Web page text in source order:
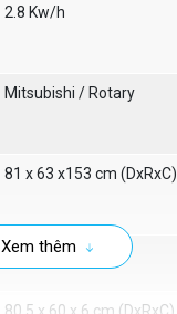
2.8 Kw/h
Mitsubishi / Rotary
81 x 63 x153 cm (DxRxC)
18 khay
Xem thêm